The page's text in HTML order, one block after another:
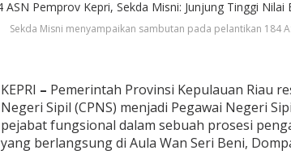
P
e
o
v
K
e
p
Sekda Misni menyampaikan sambutan pada pelantikan 184
KEPRI – Pemerintah Provinsi Kepulauan Riau
Negeri Sipil (CPNS) menjadi Pegawai Negeri
pejabat fungsional dalam sebuah prosesi
yang berlangsung di Aula Wan Seri Beni,